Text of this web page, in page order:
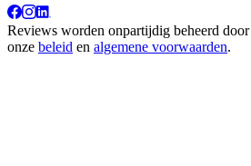
Reviews worden onpartijdig beheerd door
onze beleid en algemene voorwaarden.